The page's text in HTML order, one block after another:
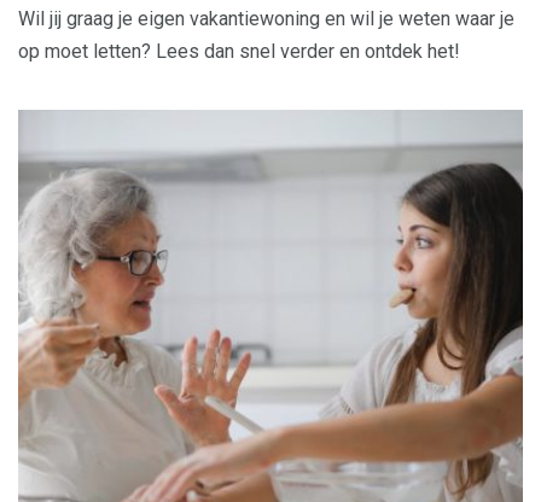
Wil jij graag je eigen vakantiewoning en wil je weten waar je
op moet letten? Lees dan snel verder en ontdek het!